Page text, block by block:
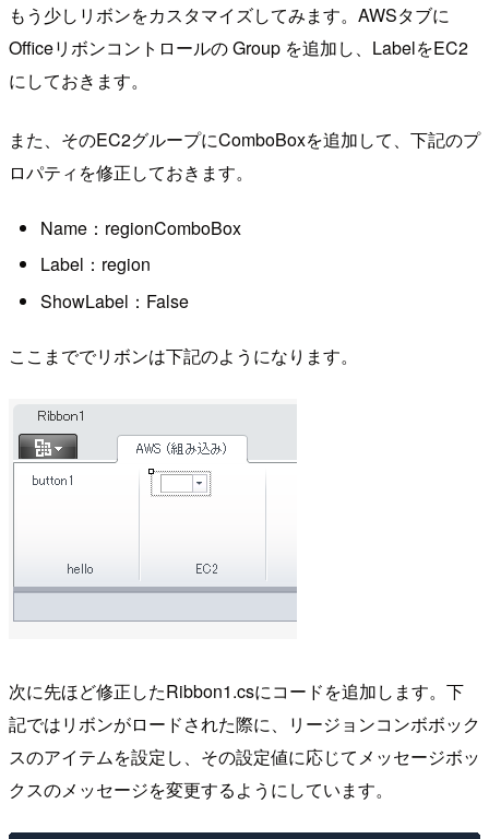
もう少しリボンをカスタマイズしてみます。AWSタブに
Officeリボンコントロールの Group を追加し、LabelをEC2
にしておきます。
また、そのEC2グループにComboBoxを追加して、下記のプ
ロパティを修正しておきます。
Name：regionComboBox
Label：region
ShowLabel：False
ここまででリボンは下記のようになります。
次に先ほど修正したRibbon1.csにコードを追加します。下
記ではリボンがロードされた際に、リージョンコンボボック
スのアイテムを設定し、その設定値に応じてメッセージボッ
クスのメッセージを変更するようにしています。